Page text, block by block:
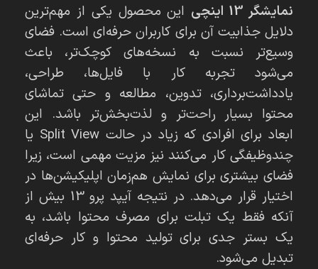
نمایشگر 13 اینچی
این محصول یکی از مهم‌ترین
دلایل جذابیت آن برای کاربران حرفه‌ای است. فضای
وسیع‌تر نسبت به نسخه‌های کوچک‌تر، باعث
می‌شود تجربه کار با فایل‌ها، طراحی،
یادداشت‌برداری، تدوین، مطالعه و حتی تماشای
محتوا بسیار راحت‌تر و لذت‌بخش‌تر باشد. این
ابعاد برای افرادی که زیاد در حالت Split View یا
چندوظیفگی کار می‌کنند نیز مزیت مهمی است، زیرا
فضای بیشتری برای نمایش هم‌زمان اپلیکیشن‌ها در
اختیار قرار می‌دهد. در نتیجه آیپد پرو 13 بیش از
آنکه فقط یک تبلت برای مصرف محتوا باشد، به
یک بستر جدی برای تولید محتوا و کار حرفه‌ای
تبدیل می‌شود.